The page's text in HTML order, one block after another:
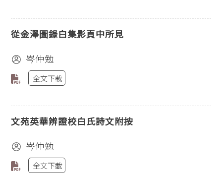
從金澤圖錄白集影頁中所見
岑仲勉
全文下載
文苑英華辨證校白氏詩文附按
岑仲勉
全文下載